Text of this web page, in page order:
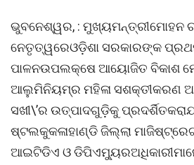
ଭୁବନେଶ୍ୱର, : ମୁଖ୍ୟମନ୍ତ୍ରୀମୋହନ
ନେତୃତ୍ୱରେଓଡ଼ିଶା ସରକାରଙ୍କ ପ୍ରଥମ
ପାଳନଉପଲକ୍ଷେ ଆୟୋଜିତ ବିକାଶ
ଆଲୁମିନିୟମ୍‌ର ମହିଳା ସଶକ୍ତୀକରଣ
ସଖୀ\’ର ଉତ୍ପାଦଗୁଡ଼ିକୁ
ଷ୍ଟଲକୁକଳାହାଣ୍ଡି ଜିଲ୍ଲା ମାଜିଷ୍ଟ୍ରେଟ୍
ଆଇଟିଡିଏ ଓ